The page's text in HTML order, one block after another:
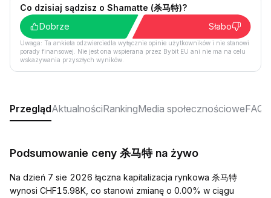
Co dzisiaj sądzisz o Shamatte (杀马特)?
Dobrze
Słabo
Uwaga: Ta ankieta odzwierciedla wyłącznie opinie użytkowników i nie stanowi
porady finansowej. Nie jest ona wspierana przez Bybit EU ani nie ma na celu
wskazywania przyszłych wyników.
PrzeglądAktualnościRankingMedia społecznościoweFAQ
Podsumowanie ceny 杀马特 na żywo
Na dzień 7 sie 2026 łączna kapitalizacja rynkowa 杀马特
wynosi CHF15.98K, co stanowi zmianę o 0.00% w ciągu